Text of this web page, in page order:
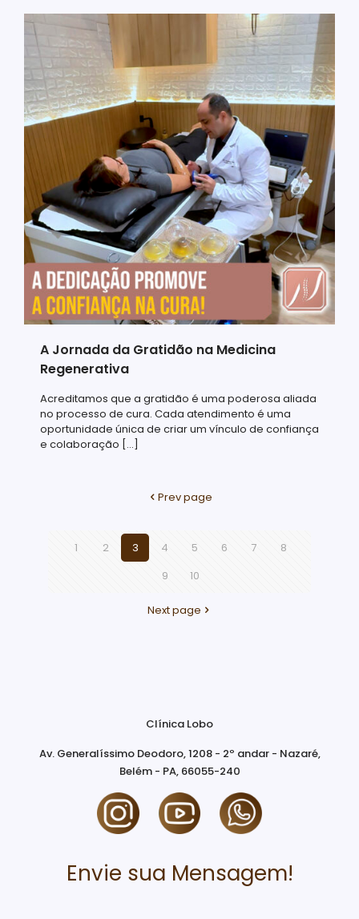
A Jornada da Gratidão na Medicina
Regenerativa
Acreditamos que a gratidão é uma poderosa aliada
no processo de cura. Cada atendimento é uma
oportunidade única de criar um vínculo de confiança
e colaboração […]
Prev page
1 2 3 4 5 6 7
8
9
10
Next page
Clínica Lobo
Av. Generalíssimo Deodoro, 1208 - 2º andar - Nazaré,
Belém - PA, 66055-240
Envie sua Mensagem!